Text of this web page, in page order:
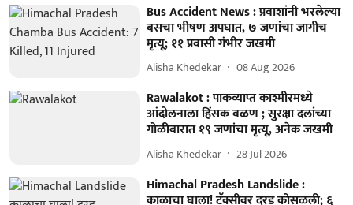
Bus Accident News : प्रवाशांनी भरलेल्या
बसचा भीषण अपघात, ७ जणांचा जागीच
मृत्यू; ११ प्रवासी गंभीर जखमी
Alisha Khedekar 08 Aug 2026
Rawalakot : पाकव्याप्त काश्मीरमध्ये
आंदोलनाला हिंसक वळण ; सुरक्षा दलांच्या
गोळीबारात १९ जणांचा मृत्यू, अनेक जखमी
Alisha Khedekar 28 Jul 2026
Himachal Pradesh Landslide :
काळाचा घाला! टॅक्सीवर दरड कोसळली; ६